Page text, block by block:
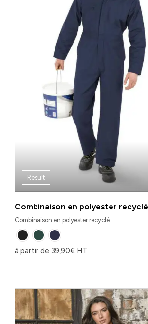
Result
Combinaison en polyester recyclé
Combinaison en polyester recyclé
à partir de 39,90€ HT